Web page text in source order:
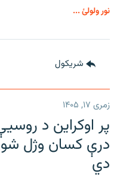
نور ولولئ ...
شريکول
زمری ۱۷, ۱۴۰۵
پر اوکراین د
درې کسان وژل
دي